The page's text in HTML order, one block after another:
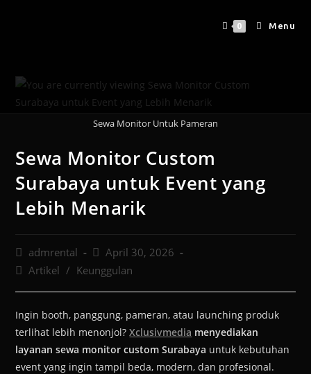
0 Menu
Sewa Monitor Untuk Pameran
Sewa Monitor Custom
Surabaya untuk Event yang
Lebih Menarik
admrental
April 30, 2026
Artikel / Keunggulan
Ingin booth, panggung, pameran, atau launching produk
terlihat lebih menonjol?Xclusivmedia menyediakan
layanan sewa monitor custom Surabaya untuk kebutuhan
event yang ingin tampil beda, modern, dan profesional.